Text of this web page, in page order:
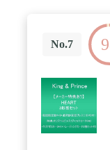
No.7